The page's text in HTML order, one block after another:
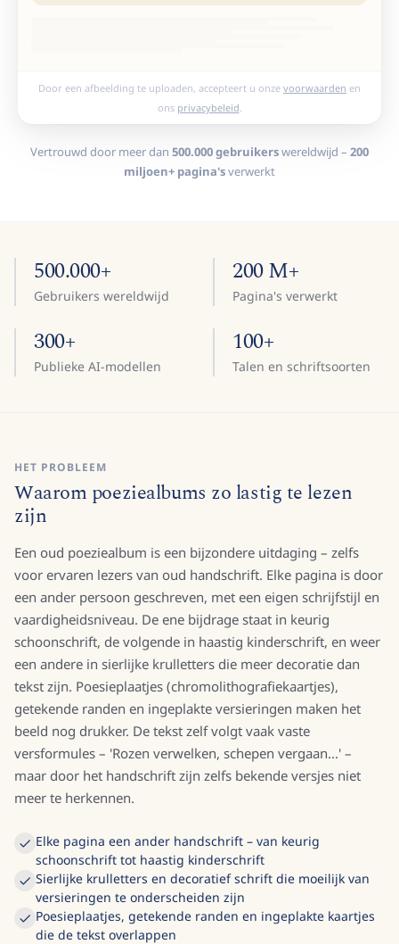
Door een afbeelding te uploaden, accepteert u onze voorwaarden en
ons privacybeleid
Vertrouwd door meer dan 500.000 gebruikerswereldwijd – 200
miljoen+ pagina'sverwerkt
500.000+
Gebruikers wereldwijd
200 M+
Pagina's verwerkt
300+
Publieke AI-modellen
100+
Talen en schriftsoorten
HET PROBLEEM
Waarom poeziealbums zo lastig te lezen
zijn
Een oud poeziealbum is een bijzondere uitdaging – zelfs
voor ervaren lezers van oud handschrift. Elke pagina is door
een ander persoon geschreven, met een eigen schrijfstijl en
vaardigheidsniveau. De ene bijdrage staat in keurig
schoonschrift, de volgende in haastig kinderschrift, en weer
een andere in sierlijke krulletters die meer decoratie dan
tekst zijn. Poesieplaatjes (chromolithografiekaartjes),
getekende randen en ingeplakte versieringen maken het
beeld nog drukker. De tekst zelf volgt vaak vaste
versformules – 'Rozen verwelken, schepen vergaan...' –
maar door het handschrift zijn zelfs bekende versjes niet
meer te herkennen.
Elke pagina een ander handschrift – van keurig
schoonschrift tot haastig kinderschrift
Sierlijke krulletters en decoratief schrift die moeilijk van
versieringen te onderscheiden zijn
Poesieplaatjes, getekende randen en ingeplakte kaartjes
die de tekst overlappen